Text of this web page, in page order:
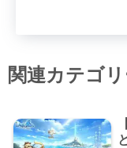
関連カテゴ